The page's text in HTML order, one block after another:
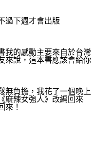
過下週才會出版
我的感動主要來自於台灣
來說，這本書應該會給你
無負擔，我花了一個晚 上
麻辣女強人》改編回 來
來！